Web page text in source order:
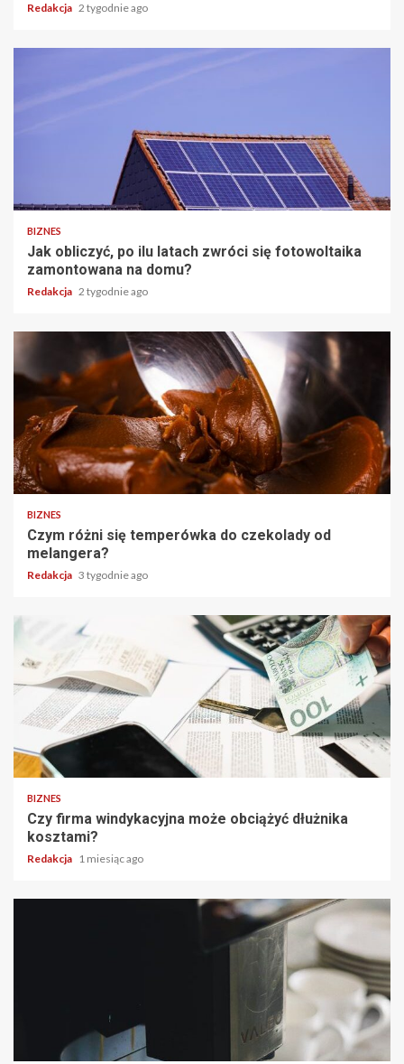
Redakcja 2 tygodnie ago
BIZNES
Jak obliczyć, po ilu latach zwróci się fotowoltaika
zamontowana na domu?
Redakcja 2 tygodnie ago
BIZNES
Czym różni się temperówka do czekolady od
melangera?
Redakcja 3 tygodnie ago
BIZNES
Czy firma windykacyjna może obciążyć dłużnika
kosztami?
Redakcja 1 miesiąc ago